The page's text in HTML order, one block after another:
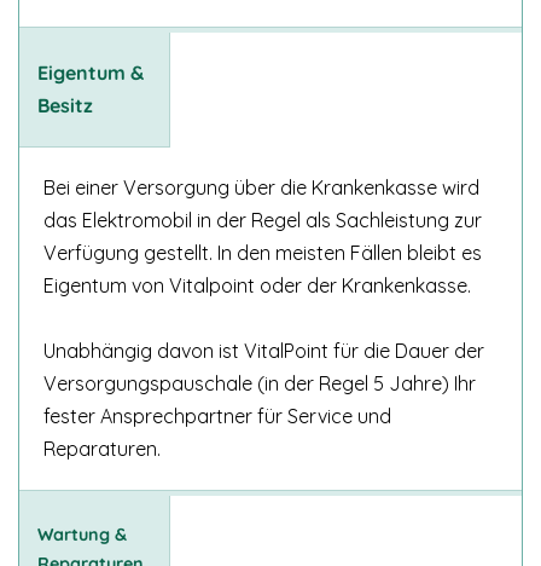
Eigentum &
Besitz
Bei einer Versorgung über die Krankenkasse wird
das Elektromobil in der Regel als Sachleistung zur
Verfügung gestellt. In den meisten Fällen bleibt es
Eigentum von Vitalpoint oder der Krankenkasse.
Unabhängig davon ist VitalPoint für die Dauer der
Versorgungspauschale (in der Regel 5 Jahre) Ihr
fester Ansprechpartner für Service und
Reparaturen.
Wartung &